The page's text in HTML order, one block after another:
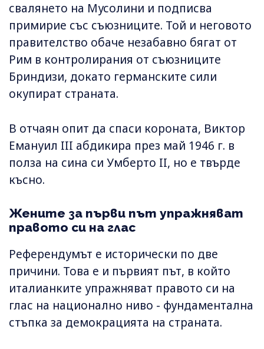
свалянето на Мусолини и подписва
примирие със съюзниците. Той и неговото
правителство обаче незабавно бягат от
Рим в контролирания от съюзниците
Бриндизи, докато германските сили
окупират страната.
В отчаян опит да спаси короната, Виктор
Емануил III абдикира през май 1946 г. в
полза на сина си Умберто II, но е твърде
късно.
Жените за първи път упражняват
правото си на глас
Референдумът е исторически по две
причини. Това е и първият път, в който
италианките упражняват правото си на
глас на национално ниво - фундаментална
стъпка за демокрацията на страната.